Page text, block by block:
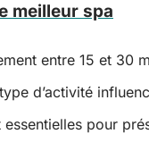
meilleur spa
entre 15 et 30
d’activité
pour